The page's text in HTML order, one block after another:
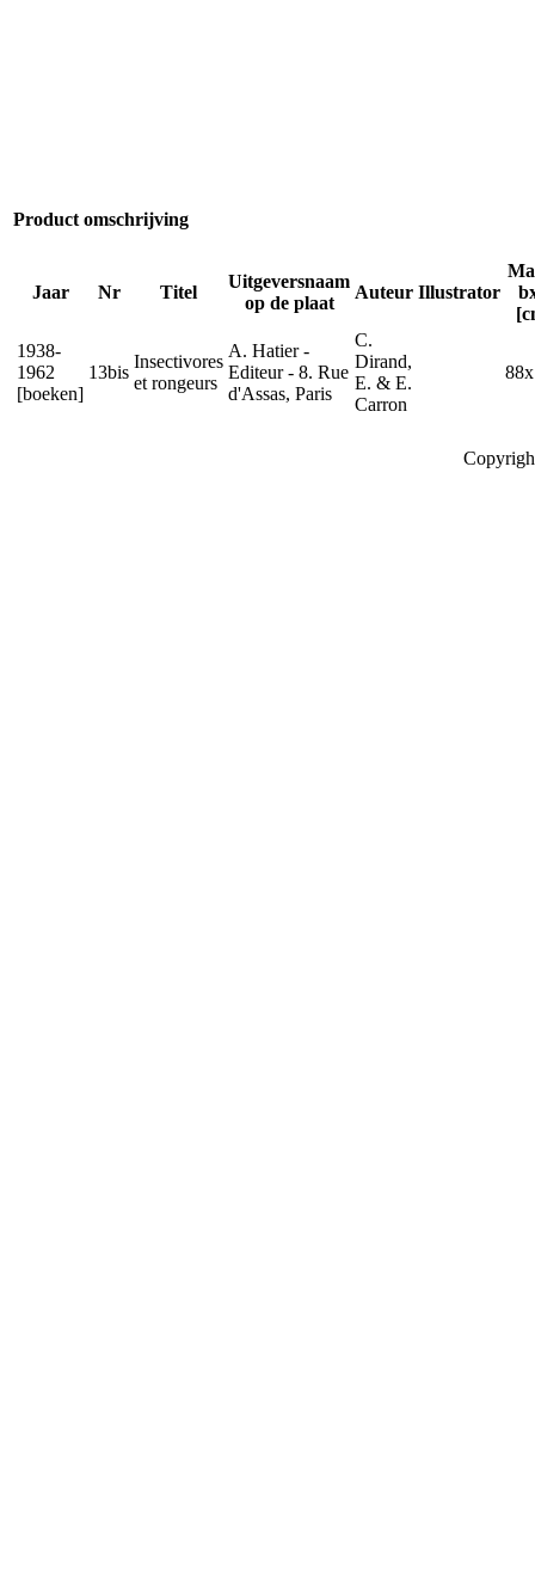
Product omschrijving
Jaar Nr Titel
Uitgeversnaam
op de plaat
Auteur Illustrator
1938-
1962
[boeken]
13bis
Insectivores
et rongeurs
A. Hatier -
Editeur - 8. Rue
d'Assas, Paris
C.
Dirand,
E. & E.
Carron